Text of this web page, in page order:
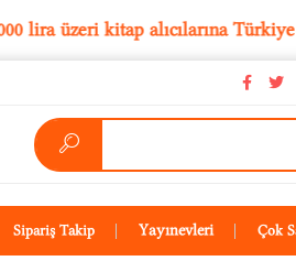
5.000 lira üzeri kitap
Çok
Yayınevleri
Sipariş Takip